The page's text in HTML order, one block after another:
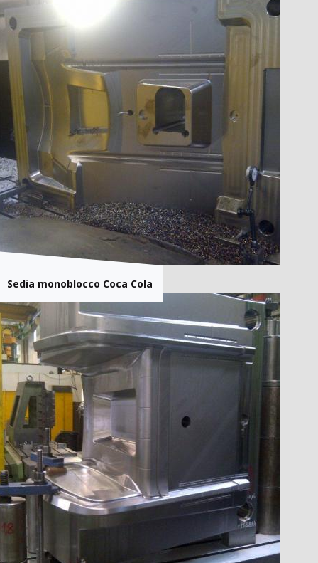
Sedia monoblocco Coca Cola